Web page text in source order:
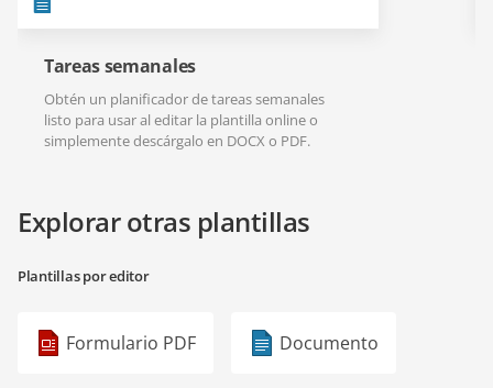
Tareas semanales
Obtén un planificador de tareas semanales
listo para usar al editar la plantilla online o
simplemente descárgalo en DOCX o PDF.
Explorar otras plantillas
Plantillas por editor
Formulario PDF Documento